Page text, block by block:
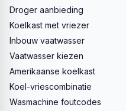
Droger aanbieding
Koelkast met vriezer
Inbouw vaatwasser
Vaatwasser kiezen
Amerikaanse koelkast
Koel-vriescombinatie
Wasmachine foutcodes